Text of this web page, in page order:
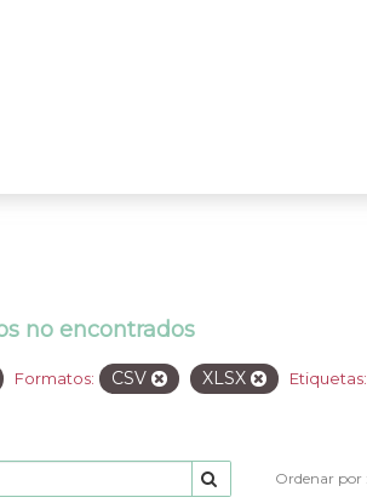
no encontrados
Formatos: CSV XLSX Etiquetas:
Ordenar por